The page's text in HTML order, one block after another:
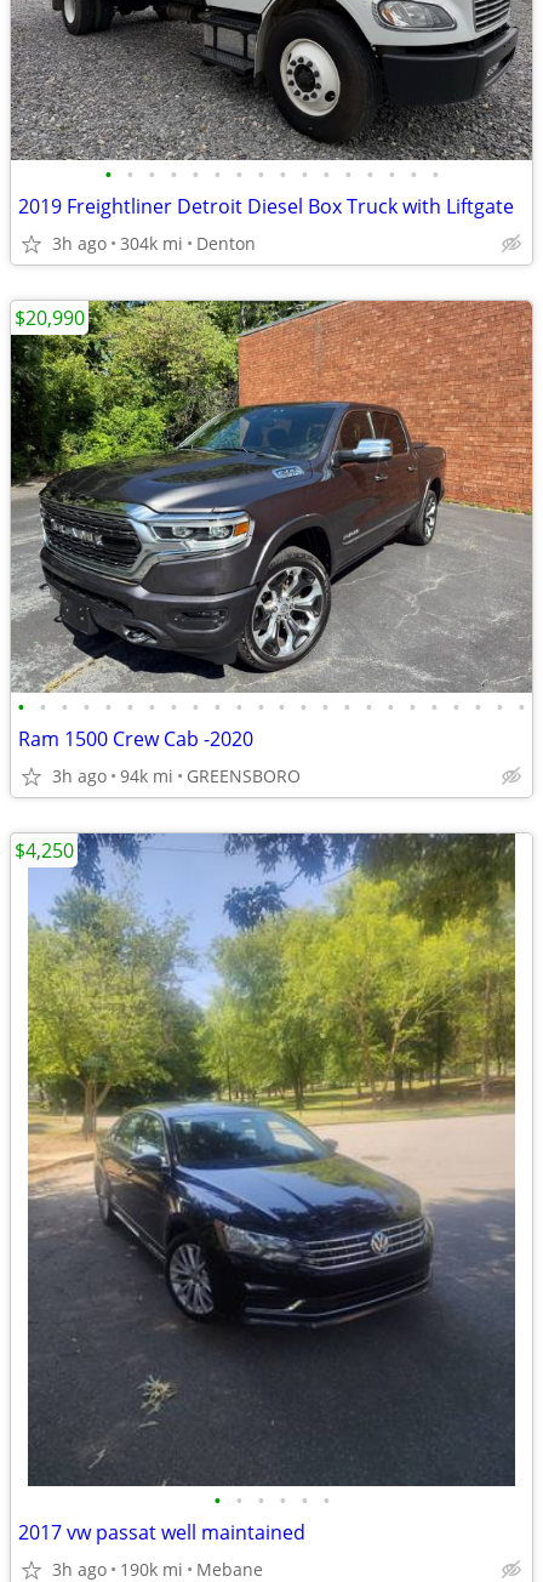
• • • • • • • • • • • • • • • •
2019 Freightliner Detroit Diesel Box Truck with Liftgate
3h ago 304k mi Denton
• • • • • • • • • • • • • • • • • • • • • • • •
Ram 1500 Crew Cab -2020
3h ago 94k mi GREENSBORO
$20,990
• • • • • •
2017 vw passat well maintained
3h ago 190k mi Mebane
$4,250